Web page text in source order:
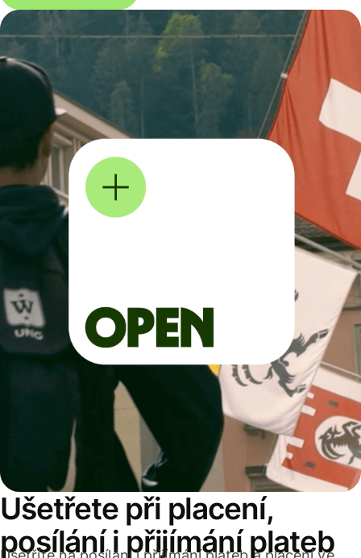
Ušetřete při placení,
posílání i přijímání plateb